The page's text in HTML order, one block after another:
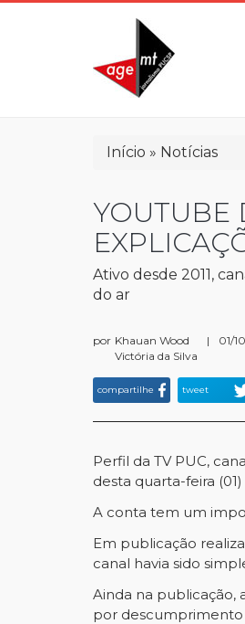
Trilha
navegação
Início Notícias
YOUTUBE
Ativo desde 2011,
do ar
por Khauan Wood
Victória da Silva
| 01/
compartilhe tweet
Perfil da TV PUC,
desta quarta-feira
A conta tem um
Em publicação
canal havia sido
Ainda na publicação,
por descumprimento